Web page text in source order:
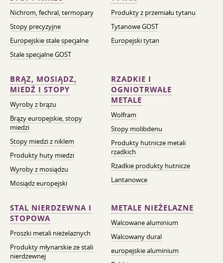
Nichrom, fechral, termopary
Stopy precyzyjne
Europejskie stale specjalne
Stale specjalne GOST
Produkty z przemiału tytanu
Tytanowe GOST
Europejski tytan
BRĄZ, MOSIĄDZ,
MIEDŹ I STOPY
Wyroby z brązu
Brązy europejskie, stopy
miedzi
Stopy miedzi z niklem
Produkty huty miedzi
Wyroby z mosiądzu
Mosiądz europejski
RZADKIE I
OGNIOTRWAŁE
METALE
Wolfram
Stopy molibdenu
Produkty hutnicze metali
rzadkich
Rzadkie produkty hutnicze
Lantanowce
STAL NIERDZEWNA I
STOPOWA
Proszki metali nieżelaznych
Produkty młynarskie ze stali
nierdzewnej
METALE NIEŻELAZNE
Walcowane aluminium
Walcowany dural
europejskie aluminium